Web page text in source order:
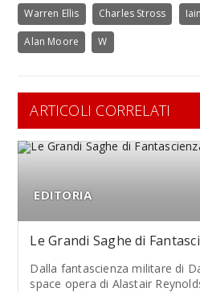
Warren Ellis Charles Stross
Alan Moore W
ARTICOLI CORRELATI
EDITORIA
Le Grandi Saghe di
Dalla fantascienza militare di
space opera di Alastair